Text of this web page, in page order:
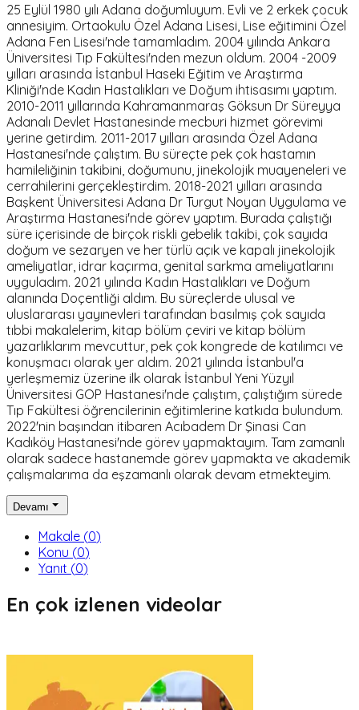
25 Eylül 1980 yılı Adana doğumluyum. Evli ve 2 erkek çocuk
annesiyim. Ortaokulu Özel Adana Lisesi, Lise eğitimini Özel
Adana Fen Lisesi'nde tamamladım. 2004 yılında Ankara
Üniversitesi Tıp Fakültesi'nden mezun oldum. 2004 -2009
yılları arasında İstanbul Haseki Eğitim ve Araştırma
Kliniği'nde Kadın Hastalıkları ve Doğum ihtisasımı yaptım.
2010-2011 yıllarında Kahramanmaraş Göksun Dr Süreyya
Adanalı Devlet Hastanesinde mecburi hizmet görevimi
yerine getirdim. 2011-2017 yılları arasında Özel Adana
Hastanesi'nde çalıştım. Bu süreçte pek çok hastamın
hamileliğinin takibini, doğumunu, jinekolojik muayeneleri ve
cerrahilerini gerçekleştirdim. 2018-2021 yılları arasında
Başkent Üniversitesi Adana Dr Turgut Noyan Uygulama ve
Araştırma Hastanesi'nde görev yaptım. Burada çalıştığı
süre içerisinde de birçok riskli gebelik takibi, çok sayıda
doğum ve sezaryen ve her türlü açık ve kapalı jinekolojik
ameliyatlar, idrar kaçırma, genital sarkma ameliyatlarını
uyguladım. 2021 yılında Kadın Hastalıkları ve Doğum
alanında Doçentliği aldım. Bu süreçlerde ulusal ve
uluslararası yayınevleri tarafından basılmış çok sayıda
tıbbi makalelerim, kitap bölüm çeviri ve kitap bölüm
yazarlıklarım mevcuttur, pek çok kongrede de katılımcı ve
konuşmacı olarak yer aldım. 2021 yılında İstanbul'a
yerleşmemiz üzerine ilk olarak İstanbul Yeni Yüzyıl
Üniversitesi GOP Hastanesi'nde çalıştım, çalıştığım sürede
Tıp Fakültesi öğrencilerinin eğitimlerine katkıda bulundum.
2022'nin başından itibaren Acıbadem Dr Şinasi Can
Kadıköy Hastanesi'nde görev yapmaktayım. Tam zamanlı
olarak sadece hastanemde görev yapmakta ve akademik
çalışmalarıma da eşzamanlı olarak devam etmekteyim.
Devamı
Makale (0)
Konu (0)
Yanıt (0)
En çok izlenen videolar